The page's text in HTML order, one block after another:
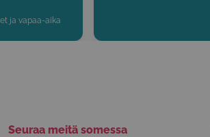
ja vapaa-aika
Seuraa meitä somessa